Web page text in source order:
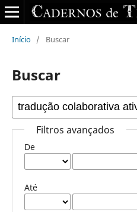
Início / Buscar
Buscar
Filtros avançados
De
Até